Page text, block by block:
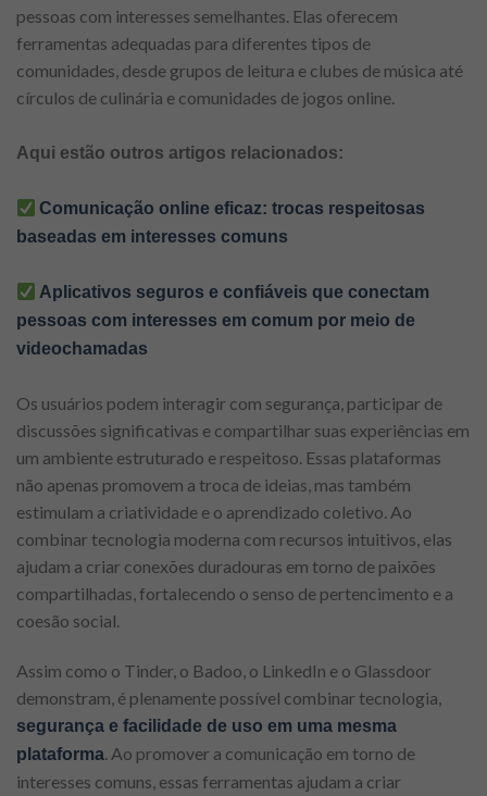
pessoas com interesses semelhantes. Elas oferecem
ferramentas adequadas para diferentes tipos de
comunidades, desde grupos de leitura e clubes de música até
círculos de culinária e comunidades de jogos online.
Aqui estão outros artigos relacionados:
Comunicação online eficaz: trocas respeitosas
baseadas em interesses comuns
Aplicativos seguros e confiáveis ​​que conectam
pessoas com interesses em comum por meio de
videochamadas
Os usuários podem interagir com segurança, participar de
discussões significativas e compartilhar suas experiências em
um ambiente estruturado e respeitoso. Essas plataformas
não apenas promovem a troca de ideias, mas também
estimulam a criatividade e o aprendizado coletivo. Ao
combinar tecnologia moderna com recursos intuitivos, elas
ajudam a criar conexões duradouras em torno de paixões
compartilhadas, fortalecendo o senso de pertencimento e a
coesão social.
Assim como o Tinder, o Badoo, o LinkedIn e o Glassdoor
demonstram, é plenamente possível combinar tecnologia,
segurança e facilidade de uso em uma mesma
plataforma . Ao promover a comunicação em torno de
interesses comuns, essas ferramentas ajudam a criar